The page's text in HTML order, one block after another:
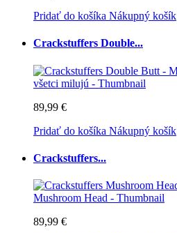
Pridať do košíka Nákupný košík
Crackstuffers Double...
89,99 €
Pridať do košíka Nákupný košík
Crackstuffers...
89,99 €